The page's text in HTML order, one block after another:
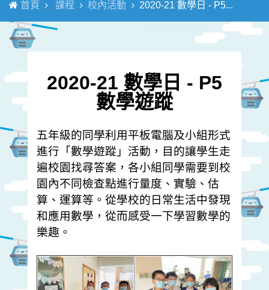
首頁 課程 校內活動 2020-21 數學日 - P5...
2020-21 數學日 - P5
數學遊蹤
五年級的同學利用平板電腦及小組形式
進行「數學遊蹤」活動，目的讓學生走
遍校園找尋答案，各小組同學需要到校
園內不同檢查點進行量度、實驗、估
算、運算等。從學校的日常生活中發現
和應用數學，從而感受一下學習數學的
樂趣。